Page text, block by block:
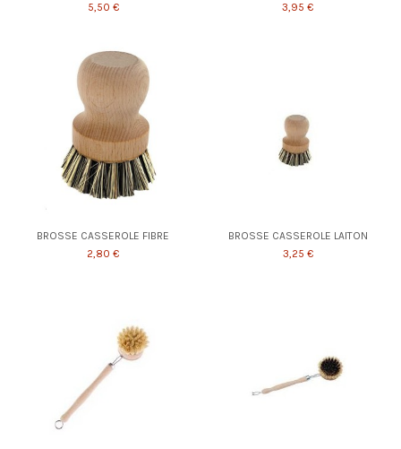
5,50 €
3,95 €
BROSSE CASSEROLE FIBRE
2,80 €
BROSSE CASSEROLE LAITON
3,25 €